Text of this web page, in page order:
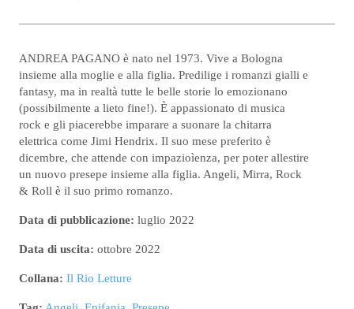
ANDREA PAGANO è nato nel 1973. Vive a Bologna
insieme alla moglie e alla figlia. Predilige i romanzi gialli e
fantasy, ma in realtà tutte le belle storie lo emozionano
(possibilmente a lieto fine!). È appassionato di musica
rock e gli piacerebbe imparare a suonare la chitarra
elettrica come Jimi Hendrix. Il suo mese preferito è
dicembre, che attende con impazioìenza, per poter allestire
un nuovo presepe insieme alla figlia. Angeli, Mirra, Rock
& Roll è il suo primo romanzo.
Data di pubblicazione: luglio 2022
Data di uscita: ottobre 2022
Collana: Il Rio Letture